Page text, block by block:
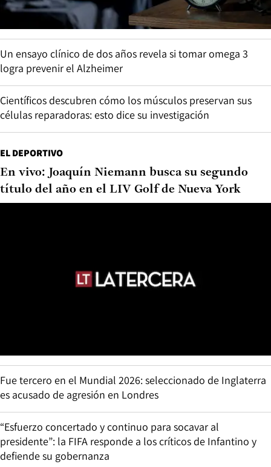
Un ensayo clínico de dos años revela si tomar omega 3
logra prevenir el Alzheimer
Científicos descubren cómo los músculos preservan sus
células reparadoras: esto dice su investigación
EL DEPORTIVO
En vivo: Joaquín Niemann busca su segundo
título del año en el LIV Golf de Nueva York
Fue tercero en el Mundial 2026: seleccionado de Inglaterra
es acusado de agresión en Londres
“Esfuerzo concertado y continuo para socavar al
presidente”: la FIFA responde a los críticos de Infantino y
defiende su gobernanza